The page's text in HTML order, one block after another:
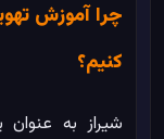
چرا آموزش
کنیم؟
شیراز به عنوان